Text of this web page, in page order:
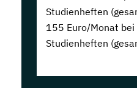
Studienheften
155 Euro/Monat bei
Studienheften